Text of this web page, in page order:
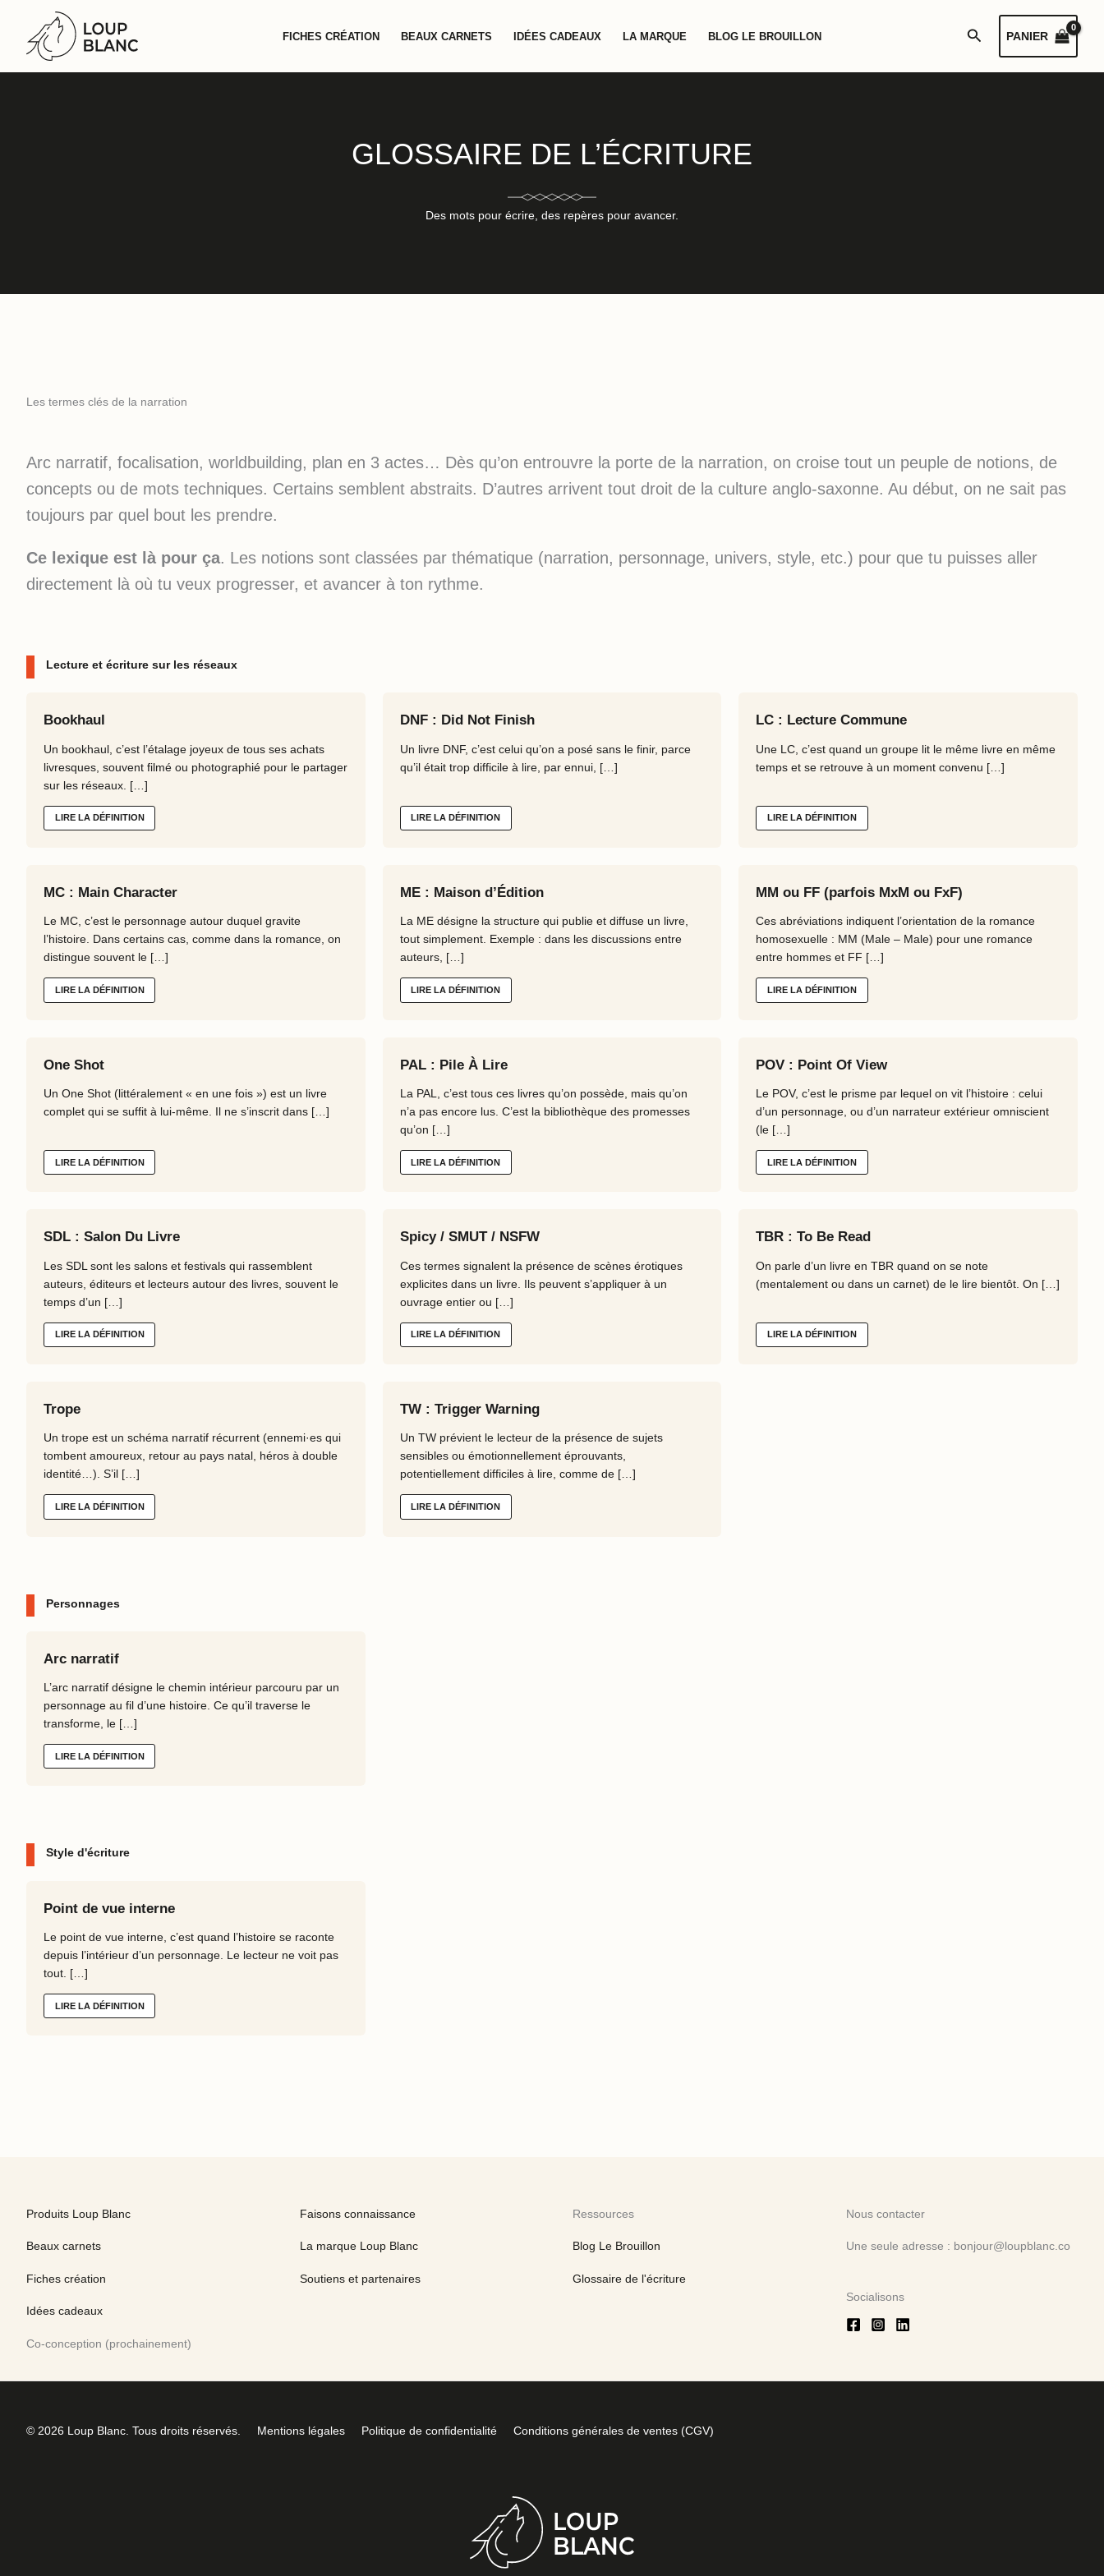
contenu
FICHES CRÉATION BEAUX CARNETS IDÉES CADEAUX LA MARQUE BLOG LE BROUILLON Rechercher
PANIER
GLOSSAIRE DE L’ÉCRITURE
Des mots pour écrire, des repères pour avancer.
Les termes clés de la narration
Arc narratif, focalisation, worldbuilding, plan en 3 actes… Dès qu’on entrouvre la porte de la narration, on croise tout un peuple de notions, de
concepts ou de mots techniques. Certains semblent abstraits. D’autres arrivent tout droit de la culture anglo-saxonne. Au début, on ne sait pas
toujours par quel bout les prendre.
Ce lexique est là pour ça. Les notions sont classées par thématique (narration, personnage, univers, style, etc.) pour que tu puisses aller
directement là où tu veux progresser, et avancer à ton rythme.
Lecture et écriture sur les réseaux
Bookhaul
Un bookhaul, c’est l’étalage joyeux de tous ses achats
livresques, souvent filmé ou photographié pour le partager
sur les réseaux. […]
LIRE LA DÉFINITION
DNF : Did Not Finish
Un livre DNF, c’est celui qu’on a posé sans le finir, parce
qu’il était trop difficile à lire, par ennui, […]
LIRE LA DÉFINITION
LC : Lecture Commune
Une LC, c’est quand un groupe lit le même livre en même
temps et se retrouve à un moment convenu […]
LIRE LA DÉFINITION
MC : Main Character
Le MC, c’est le personnage autour duquel gravite
l’histoire. Dans certains cas, comme dans la romance, on
distingue souvent le […]
LIRE LA DÉFINITION
ME : Maison d’Édition
La ME désigne la structure qui publie et diffuse un livre,
tout simplement. Exemple : dans les discussions entre
auteurs, […]
LIRE LA DÉFINITION
MM ou FF (parfois MxM ou FxF)
Ces abréviations indiquent l’orientation de la romance
homosexuelle : MM (Male – Male) pour une romance
entre hommes et FF […]
LIRE LA DÉFINITION
One Shot
Un One Shot (littéralement « en une fois ») est un livre
complet qui se suffit à lui-même. Il ne s’inscrit dans […]
LIRE LA DÉFINITION
PAL : Pile À Lire
La PAL, c’est tous ces livres qu’on possède, mais qu’on
n’a pas encore lus. C’est la bibliothèque des promesses
qu’on […]
LIRE LA DÉFINITION
POV : Point Of View
Le POV, c’est le prisme par lequel on vit l’histoire : celui
d’un personnage, ou d’un narrateur extérieur omniscient
(le […]
LIRE LA DÉFINITION
SDL : Salon Du Livre
Les SDL sont les salons et festivals qui rassemblent
auteurs, éditeurs et lecteurs autour des livres, souvent le
temps d’un […]
LIRE LA DÉFINITION
Spicy / SMUT / NSFW
Ces termes signalent la présence de scènes érotiques
explicites dans un livre. Ils peuvent s’appliquer à un
ouvrage entier ou […]
LIRE LA DÉFINITION
TBR : To Be Read
On parle d’un livre en TBR quand on se note
(mentalement ou dans un carnet) de le lire bientôt. On […]
LIRE LA DÉFINITION
Trope
Un trope est un schéma narratif récurrent (ennemi·es qui
tombent amoureux, retour au pays natal, héros à double
identité…). S’il […]
LIRE LA DÉFINITION
TW : Trigger Warning
Un TW prévient le lecteur de la présence de sujets
sensibles ou émotionnellement éprouvants,
potentiellement difficiles à lire, comme de […]
LIRE LA DÉFINITION
Personnages
Arc narratif
L’arc narratif désigne le chemin intérieur parcouru par un
personnage au fil d’une histoire. Ce qu’il traverse le
transforme, le […]
LIRE LA DÉFINITION
Style d'écriture
Point de vue interne
Le point de vue interne, c’est quand l’histoire se raconte
depuis l’intérieur d’un personnage. Le lecteur ne voit pas
tout. […]
LIRE LA DÉFINITION
Produits Loup Blanc
Beaux carnets
Fiches création
Idées cadeaux
Co-conception (prochainement)
Faisons connaissance
La marque Loup Blanc
Soutiens et partenaires
Ressources
Blog Le Brouillon
Glossaire de l'écriture
Nous contacter
Une seule adresse : bonjour@loupblanc.co
Socialisons
© 2026 Loup Blanc. Tous droits réservés. Mentions légales Politique de confidentialité Conditions générales de ventes (CGV)